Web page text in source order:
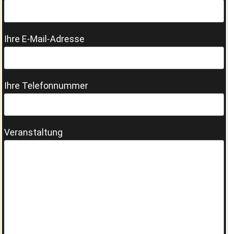
Ihre E-Mail-Adresse
Ihre Telefonnummer
Veranstaltung